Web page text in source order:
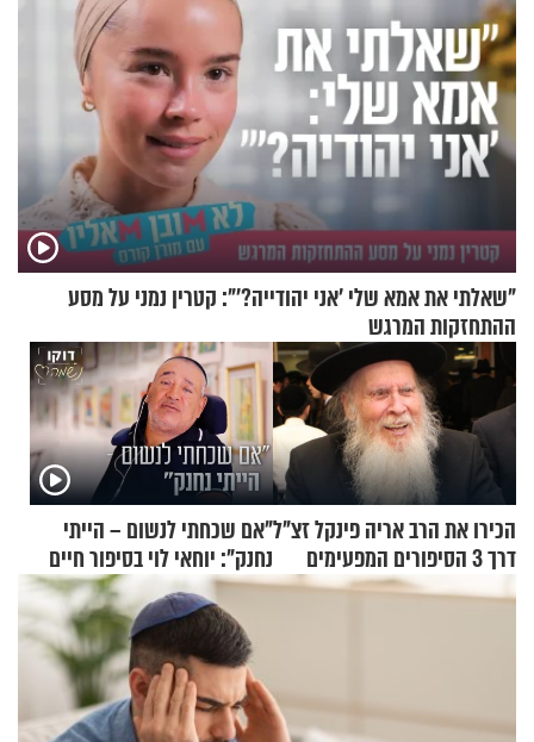
"שאלתי את אמא שלי 'אני יהודייה?'": קטרין נמני על מסע
ההתחזקות המרגש
הכירו את הרב אריה פינקל זצ"ל
דרך 3 הסיפורים המפעימים
האלה
"אם שכחתי לנשום – הייתי
נחנק": יוחאי לוי בסיפור חיים
מעורר השראה